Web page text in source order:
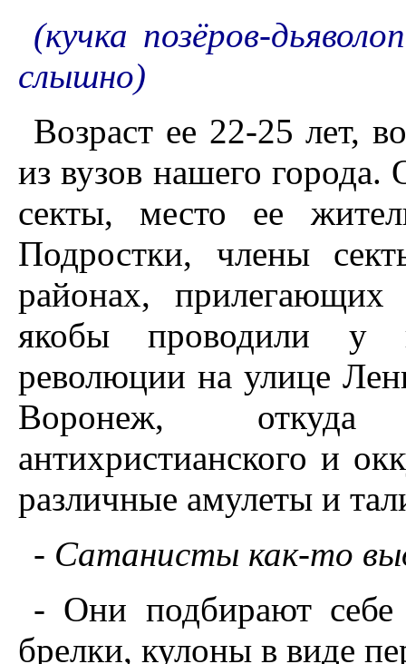
(кучка позёров-
слышно)
Возраст ее 22-25 лет,
из вузов нашего
секты, место ее
Подростки, члены
районах,
якобы проводили у
революции на улице
Воронеж, откуда
антихристианского и
различные амулеты и
- Сатанисты как-то
- Они подбирают себе
брелки, кулоны в виде